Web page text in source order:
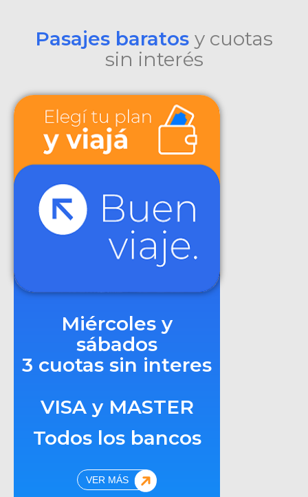
Pasajes baratos y cuotas
sin interés
Miércoles y
sábados
3 cuotas sin interes
VISA y MASTER
Todos los bancos
VER MÁS